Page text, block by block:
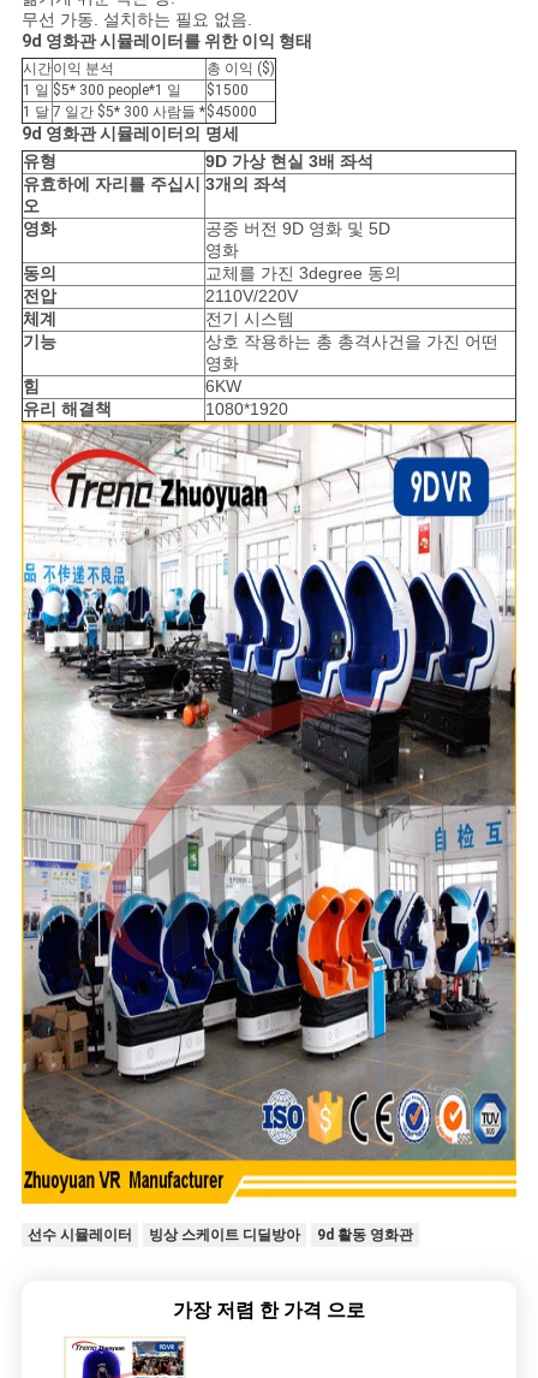
무선 가동. 설치하는 필요 없음.
9d 영화관 시뮬레이터를 위한 이익 형태
시간이익 분석
총 이익 ($)
1 일 $5* 300 people*1 일
$1500
1 달 7 일간 $5* 300 사람들 *$45000
9d 영화관시뮬레이터 의 명세
유형
9D 가상 현실 3배 좌석
유효하에 자리를 주십시
오
3개의 좌석
영화
공중 버전 9D 영화 및 5D
영화
동의
교체를 가진 3degree 동의
전압
2110V/220V
체계
전기 시스템
기능
상호 작용하는 총 총격사건을 가진 어떤
영화
힘
6KW
유리 해결책
1080*1920
선수 시뮬레이터 빙상 스케이트 디딜방아 9d 활동 영화관
가장 저렴 한 가격 으로